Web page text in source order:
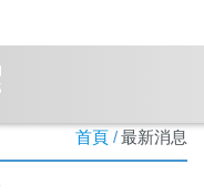
首頁 最新消息